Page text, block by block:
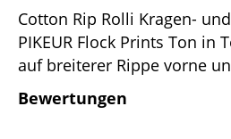
Cotton Rip Rolli Kragen-
PIKEUR Flock Prints Ton in
auf breiterer Rippe vorne
Bewertungen